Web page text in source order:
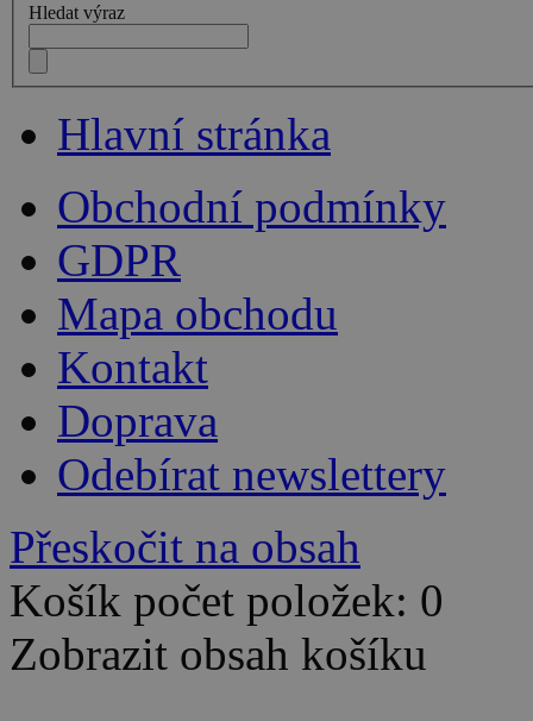
Hledat výraz
Hlavní stránka
Obchodní podmínky
GDPR
Mapa obchodu
Kontakt
Doprava
Odebírat newslettery
Přeskočit na obsah
Košík počet položek: 0
Zobrazit obsah košíku